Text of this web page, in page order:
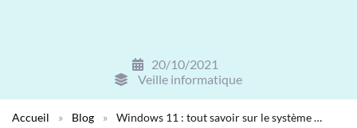
20/10/2021
Veille informatique
Accueil » Blog » Windows 11 : tout savoir sur le système …